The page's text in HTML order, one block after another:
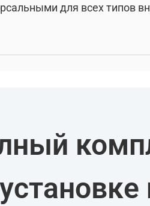
для всех типов